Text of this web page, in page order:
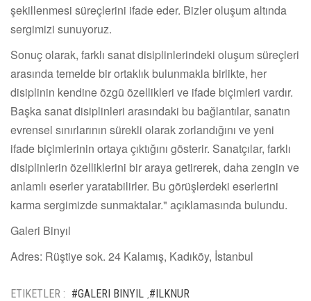
şekillenmesi süreçlerini ifade eder. Bizler oluşum altında
sergimizi sunuyoruz.
Sonuç olarak, farklı sanat disiplinlerindeki oluşum süreçleri
arasında temelde bir ortaklık bulunmakla birlikte, her
disiplinin kendine özgü özellikleri ve ifade biçimleri vardır.
Başka sanat disiplinleri arasındaki bu bağlantılar, sanatın
evrensel sınırlarının sürekli olarak zorlandığını ve yeni
ifade biçimlerinin ortaya çıktığını gösterir. Sanatçılar, farklı
disiplinlerin özelliklerini bir araya getirerek, daha zengin ve
anlamlı eserler yaratabilirler. Bu görüşlerdeki eserlerini
karma sergimizde sunmaktalar." açıklamasında bulundu.
Galeri Binyıl
Adres: Rüştiye sok. 24 Kalamış, Kadıköy, İstanbul
ETIKETLER : #GALERI BINYIL #ILKNUR